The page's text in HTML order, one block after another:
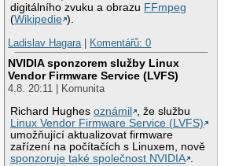
digitálního zvuku a obrazu FFmpeg
(Wikipedie ).
Ladislav Hagara
Komentářů: 0
NVIDIA sponzorem služby Linux
Vendor Firmware Service (LVFS)
4.8. 20:11 | Komunita
Richard Hughesoznámil
, že službu
Linux Vendor Firmware Service (LVFS)
umožňující aktualizovat firmware
zařízení na počítačích s Linuxem, nově
sponzoruje také společnost NVIDIA .